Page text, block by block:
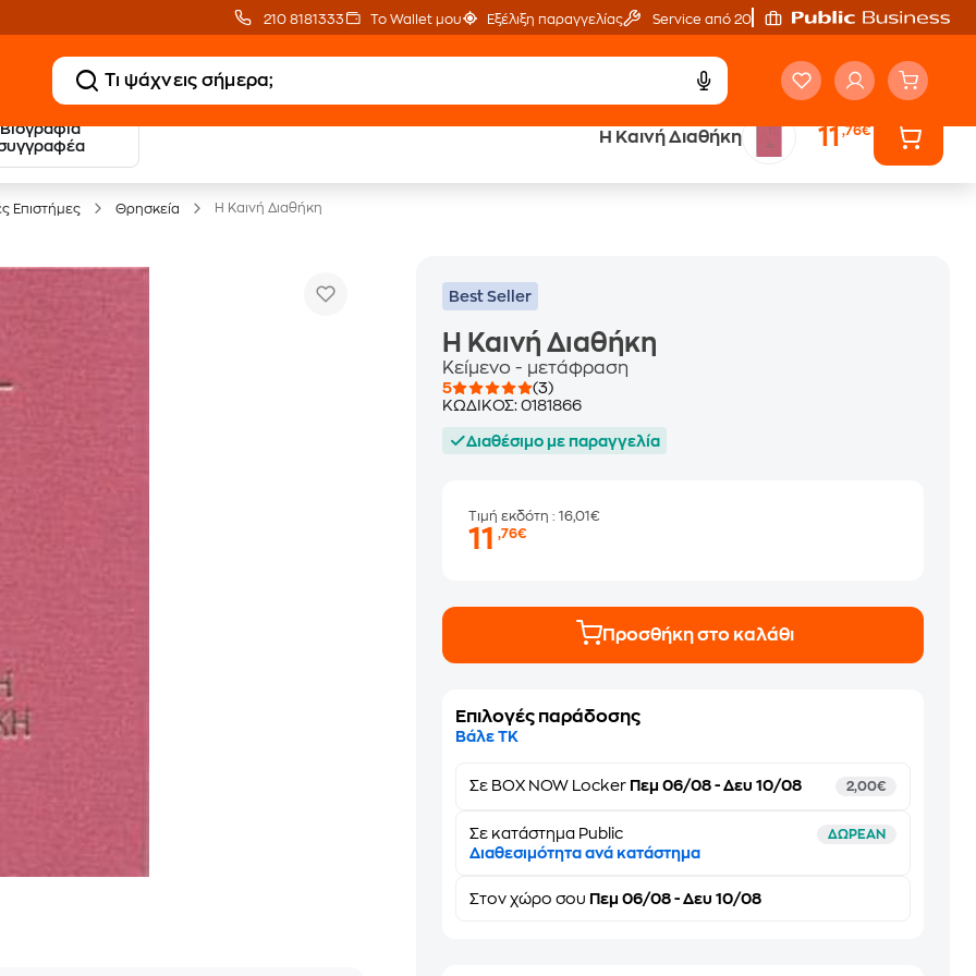
210 8181333 Το Wallet μου Εξέλιξη παραγγελίας Service από 20'
Βιογραφία
Η Καινή Διαθήκη 11,76€
20 € Public επιστροφή
με Snappi
Έλα στον κόσμο
Επιστήμες Θρησκεία Η Καινή Διαθήκη
Best Seller
Η Καινή Διαθήκη
Κείμενο - μετάφραση
5
(3)
ΚΩΔΙΚΟΣ:0181866
Διαθέσιμο με παραγγελία
Τιμή εκδότη: 16,01€
11,76€
Προσθήκη στο καλάθι
Επιλογές παράδοσης
Βάλε ΤΚ
Σε BOX NOW Locker Πεμ 06/08 - Δευ 10/08 2,00€
Σε κατάστημα Public ΔΩΡΕΑΝ
Διαθεσιμότητα ανά κατάστημα
Στονχώρο σου Πεμ 06/08 - Δευ 10/08